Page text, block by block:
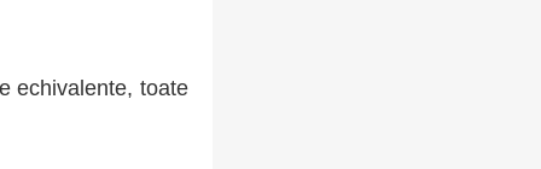
echivalente, toate